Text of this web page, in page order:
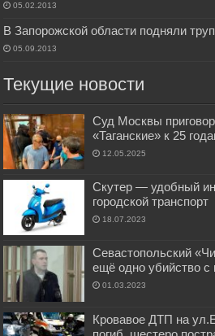
05.02.2013
В Запорожской области подняли
05.09.2013
Текущие новости
Суд Москвы
«Таганские» к 25
12.05.2025
Скутер — удобный
городской транспорт
18.07.2023
Севастопольский
ещё одно убийство с
01.03.2023
Кровавое ДТП на